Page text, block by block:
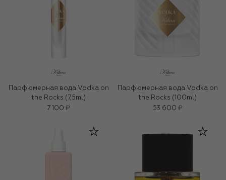
Парфюмерная вода Vodka on
the Rocks (7,5ml)
7 100 ₽
Парфюмерная вода Vodka on
the Rocks (100ml)
53 600 ₽